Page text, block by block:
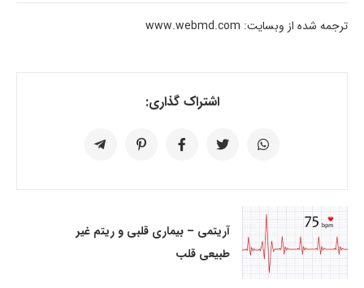
ترجمه شده از وبسایت: www.webmd.com
اشتراک گذاری:
آریتمی – بیماری قلبی و ریتم غیر
طبیعی قلب